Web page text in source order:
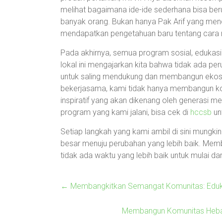
melihat bagaimana ide-ide sederhana bisa
banyak orang. Bukan hanya Pak Arif yang
mendapatkan pengetahuan baru tentang
Pada akhirnya, semua program sosial,
lokal ini mengajarkan kita bahwa tidak ada
untuk saling mendukung dan membangun
bekerjasama, kami tidak hanya membangun
inspiratif yang akan dikenang oleh generasi
program yang kami jalani, bisa cek di hccsb
Setiap langkah yang kami ambil di sini
besar menuju perubahan yang lebih baik.
tidak ada waktu yang lebih baik untuk mulai
← Membangkitkan Semangat Komunitas:
Membangun Komunitas